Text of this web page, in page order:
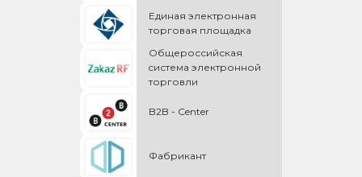
Единая электронная
торговая площадка
Общероссийская
cистема электронной
торговли
B2B - Center
Фабрикант